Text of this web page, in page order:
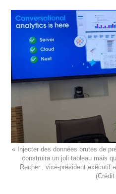
« Injecter des données brutes de
construira un joli tableau mais
Recher., vice-président exécutif
(Crédit